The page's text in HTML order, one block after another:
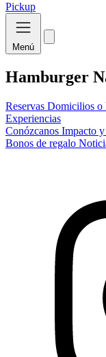
Pickup
Menú
Hamburger
Reservas Domicilios o
Experiencias
Conózcanos Impacto
Bonos de regalo